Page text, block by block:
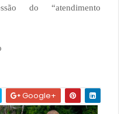
do “atendimento
Google+